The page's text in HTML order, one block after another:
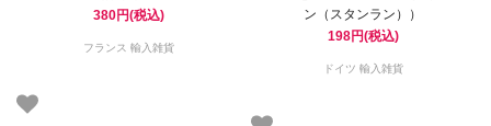
380円(税込)
フランス 輸入雑貨
ン（スタンラン））
198円(税込)
ドイツ 輸入雑貨